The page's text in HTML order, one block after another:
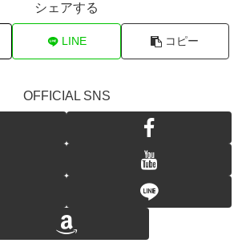
シェアする
LINE コピー
OFFICIAL SNS